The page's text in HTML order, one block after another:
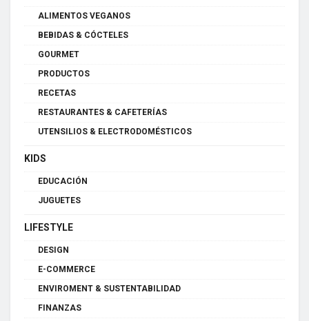
ALIMENTOS VEGANOS
BEBIDAS & CÓCTELES
GOURMET
PRODUCTOS
RECETAS
RESTAURANTES & CAFETERÍAS
UTENSILIOS & ELECTRODOMÉSTICOS
KIDS
EDUCACIÓN
JUGUETES
LIFESTYLE
DESIGN
E-COMMERCE
ENVIROMENT & SUSTENTABILIDAD
FINANZAS